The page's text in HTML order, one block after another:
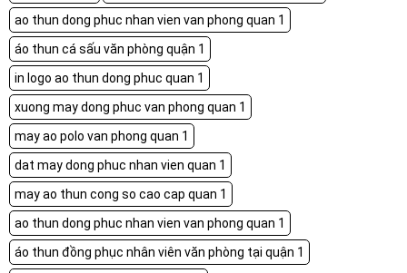
ao thun dong phuc nhan vien van phong quan 1
áo thun cá sấu văn phòng quận 1
in logo ao thun dong phuc quan 1
xuong may dong phuc van phong quan 1
may ao polo van phong quan 1
dat may dong phuc nhan vien quan 1
may ao thun cong so cao cap quan 1
ao thun dong phuc nhan vien van phong quan 1
áo thun đồng phục nhân viên văn phòng tại quận 1